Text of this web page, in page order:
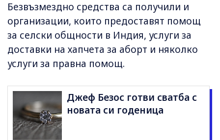
Безвъзмездно средства са получили и
организации, които предоставят помощ
за селски общности в Индия, услуги за
доставки на хапчета за аборт и няколко
услуги за правна помощ.
Джеф Безос готви сватба с
новата си годеница